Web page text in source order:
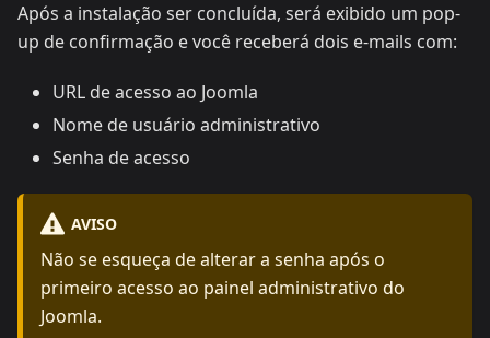
Após a instalação ser concluída, será exibido um pop-
up de confirmação e você receberá dois e-mails com:
URL de acesso ao Joomla
Nome de usuário administrativo
Senha de acesso
AVISO
Não se esqueça de alterar a senha após o
primeiro acesso ao painel administrativo do
Joomla.